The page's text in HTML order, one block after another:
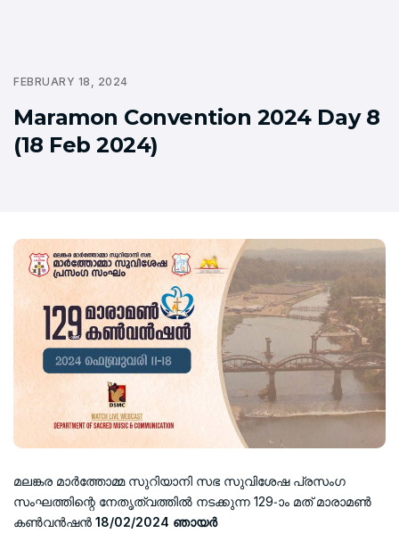
FEBRUARY 18, 2024
Maramon Convention 2024 Day 8
(18 Feb 2024)
മലങ്കര മാർത്തോമ്മ സുറിയാനി സഭ സുവിശേഷ പ്രസംഗ
സംഘത്തിന്റെ നേതൃത്വത്തിൽ നടക്കുന്ന 129-ാം മത് മാരാമൺ
കൺവൻഷൻ 18/02/2024 ഞായർ